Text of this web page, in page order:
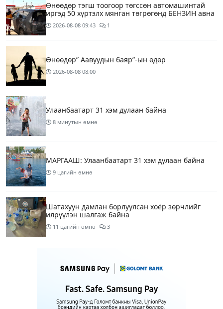
Өнөөдөр тэгш тоогоор төгссөн автомашинтай
иргэд 50 хүртэлх мянган төгрөгөнд БЕНЗИН авна
2026-08-08 09:43 1
Өнөөдөр” Аавуудын баяр”-ын өдөр
2026-08-08 08:00
Улаанбаатарт 31 хэм дулаан байна
8 минутын өмнө
МАРГААШ: Улаанбаатарт 31 хэм дулаан байна
9 цагийн өмнө
Шатахуун дамлан борлуулсан хоёр зөрчлийг
илрүүлэн шалгаж байна
11 цагийн өмнө 3
урьдчилсан төлөв
Шатахуун дамлаж байгаа асуудалд ТЕГ-аас